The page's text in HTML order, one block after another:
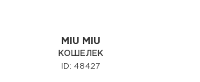
MIU MIU
КОШЕЛЕК
ID: 48427